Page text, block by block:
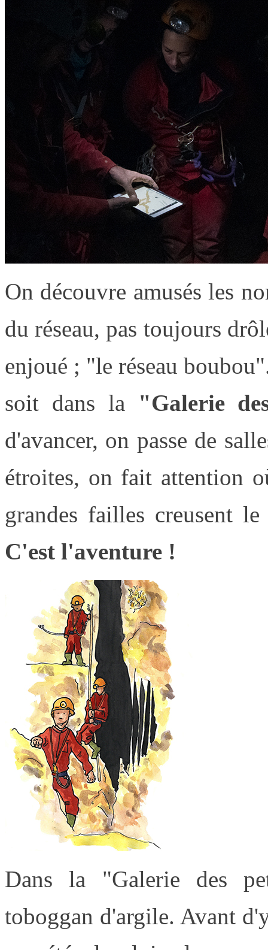
On découvre amusés les
du réseau, pas toujours
enjoué ; "le réseau
soit dans la "Galerie
d'avancer, on passe de
étroites, on fait attention
grandes failles creusent
C'est l'aventure !
Dans la "Galerie des
toboggan d'argile. Avant